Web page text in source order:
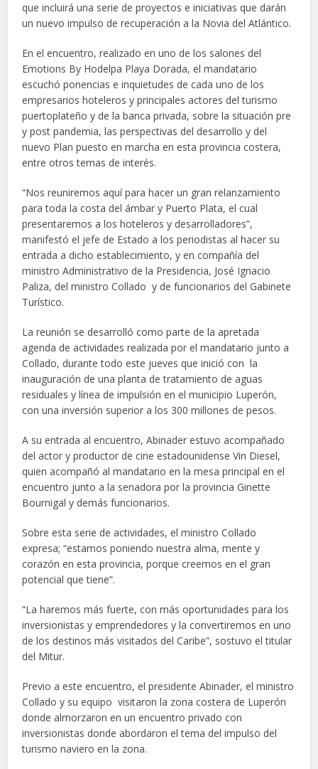
que incluirá una serie de proyectos e iniciativas que darán
un nuevo impulso de recuperación a la Novia del Atlántico.
En el encuentro, realizado en uno de los salones del
Emotions By Hodelpa Playa Dorada, el mandatario
escuchó ponencias e inquietudes de cada uno de los
empresarios hoteleros y principales actores del turismo
puertoplateño y de la banca privada, sobre la situación pre
y post pandemia, las perspectivas del desarrollo y del
nuevo Plan puesto en marcha en esta provincia costera,
entre otros temas de interés.
“Nos reuniremos aquí para hacer un gran relanzamiento
para toda la costa del ámbar y Puerto Plata, el cual
presentaremos a los hoteleros y desarrolladores”,
manifestó el jefe de Estado a los periodistas al hacer su
entrada a dicho establecimiento, y en compañía del
ministro Administrativo de la Presidencia, José Ignacio
Paliza, del ministro Collado y de funcionarios del Gabinete
Turístico.
La reunión se desarrolló como parte de la apretada
agenda de actividades realizada por el mandatario junto a
Collado, durante todo este jueves que inició con la
inauguración de una planta de tratamiento de aguas
residuales y línea de impulsión en el municipio Luperón,
con una inversión superior a los 300 millones de pesos.
A su entrada al encuentro, Abinader estuvo acompañado
del actor y productor de cine estadounidense Vin Diesel,
quien acompañó al mandatario en la mesa principal en el
encuentro junto a la senadora por la provincia Ginette
Bournigal y demás funcionarios.
Sobre esta serie de actividades, el ministro Collado
expresa; “estamos poniendo nuestra alma, mente y
corazón en esta provincia, porque creemos en el gran
potencial que tiene”.
“La haremos más fuerte, con más oportunidades para los
inversionistas y emprendedores y la convertiremos en uno
de los destinos más visitados del Caribe”, sostuvo el titular
del Mitur.
Previo a este encuentro, el presidente Abinader, el ministro
Collado y su equipo visitaron la zona costera de Luperón
donde almorzaron en un encuentro privado con
inversionistas donde abordaron el tema del impulso del
turismo naviero en la zona.